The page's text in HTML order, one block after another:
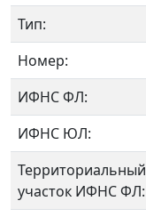
Тип:
Номер:
ИФНС ФЛ:
ИФНС ЮЛ:
Территориальный
участок ИФНС ФЛ: